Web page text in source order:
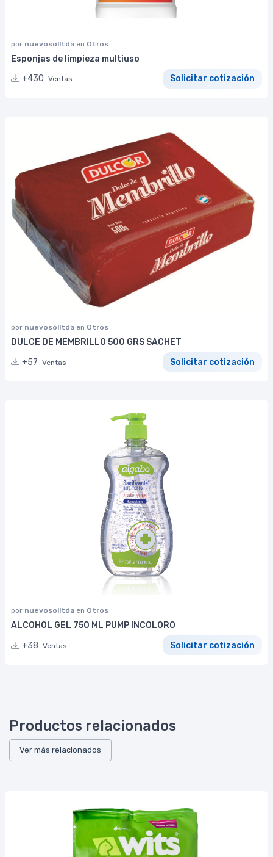
por nuevosolltda en Otros
Esponjas de limpieza multiuso
+430 Ventas Solicitar cotización
por nuevosolltda en Otros
DULCE DE MEMBRILLO 500 GRS SACHET
+57 Ventas Solicitar cotización
por nuevosolltda en Otros
ALCOHOL GEL 750 ML PUMP INCOLORO
+38 Ventas Solicitar cotización
Productos relacionados
Ver más relacionados